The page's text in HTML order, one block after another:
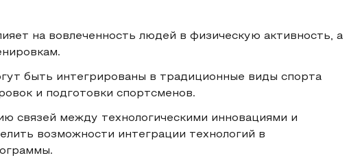
на вовлеченность людей в физическую активность, а
быть интегрированы в традиционные виды спорта
и подготовки спортсменов.
связей между технологическими инновациями и
возможности интеграции технологий в